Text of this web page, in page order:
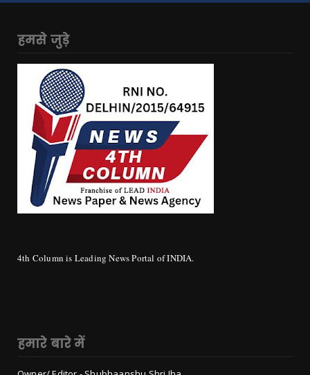
हमसे जुड़े
4th Column is Leading News Portal of INDIA.
हमारे बारे में